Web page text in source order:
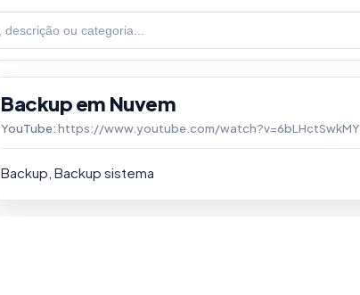
Backup em Nuvem
YouTube:https://www.youtube.com/watch?v=6bLHctSwkMY
Backup, Backup sistema